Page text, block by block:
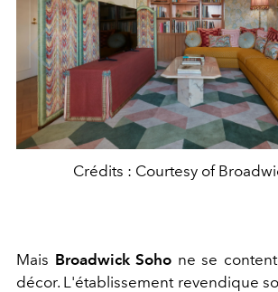
Crédits : Courtesy of
Mais Broadwick Soho ne se
décor. L'établissement revendique